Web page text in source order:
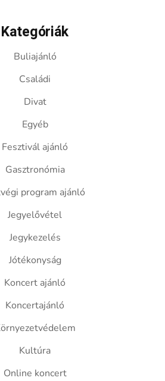
Kategóriák
Buliajánló
Családi
Divat
Egyéb
Fesztivál ajánló
Gasztronómia
program ajánló
Jegyelővétel
Jegykezelés
Jótékonyság
Koncert ajánló
Koncertajánló
Kultúra
Online koncert